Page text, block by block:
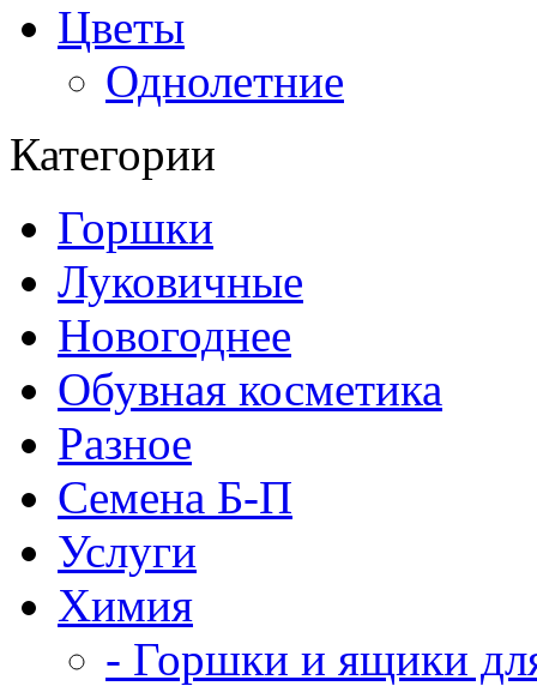
Цветы
Однолетние
Категории
Горшки
Луковичные
Новогоднее
Обувная косметика
Разное
Семена Б-П
Услуги
Химия
- Горшки и ящики